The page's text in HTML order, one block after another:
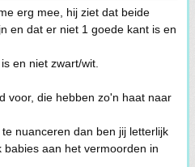
erg mee, hij ziet dat beide
en dat er niet 1 goede kant is en
en niet zwart/wit.
voor, die hebben zo'n haat naar
nuanceren dan ben jij letterlijk
aan het vermoorden in